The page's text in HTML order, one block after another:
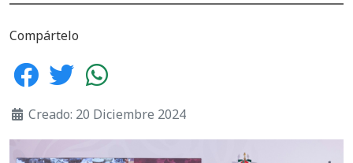
Compártelo
Creado: 20 Diciembre 2024